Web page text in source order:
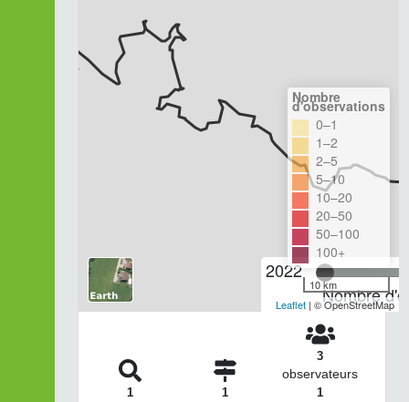
2022
Nombre
Nombre
d'observations
0–1
1–2
2–5
5–10
10–20
20–50
50–100
100+
10 km
Leaflet | © OpenStreetMap
1 1
3
observateurs
1